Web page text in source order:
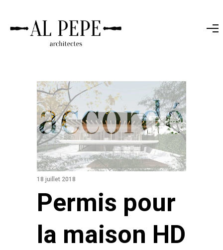
18 juillet 2018
Permis pour
la maison HD